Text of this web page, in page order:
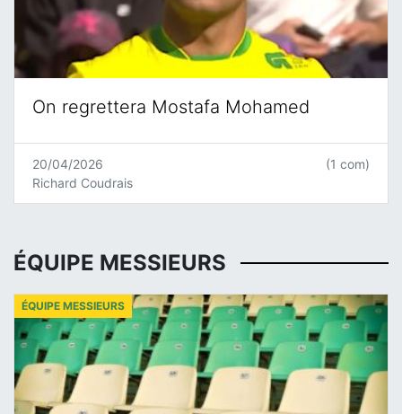
On regrettera Mostafa Mohamed
20/04/2026
Richard Coudrais
(1 com)
ÉQUIPE MESSIEURS
ÉQUIPE MESSIEURS